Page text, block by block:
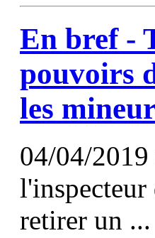
En bref -
pouvoirs
les
04/04/
retirer un ...